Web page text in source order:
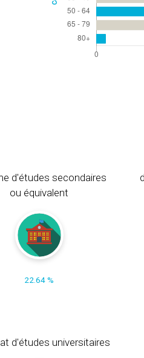
d'études secondaires
ou équivalent
22.64 %
d'études universitaires